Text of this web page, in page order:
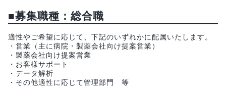
■募集職種：総合職
適性やご希望に応じて、下記のいずれかに配属いたします。
・営業（主に病院・製薬会社向け提案営業）
・製薬会社向け提案営業
・お客様サポート
・データ解析
・その他適性に応じて管理部門 等